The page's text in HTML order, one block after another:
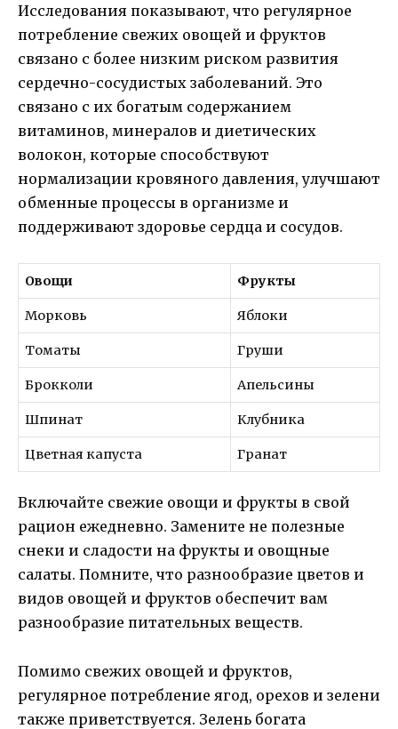
Исследования показывают, что регулярное
потребление свежих овощей и фруктов
связано с более низким риском развития
сердечно-сосудистых заболеваний. Это
связано с их богатым содержанием
витаминов, минералов и диетических
волокон, которые способствуют
нормализации кровяного давления, улучшают
обменные процессы в организме и
поддерживают здоровье сердца и сосудов.
Овощи Фрукты
Морковь Яблоки
Томаты Груши
Брокколи Апельсины
Шпинат Клубника
Цветная капуста Гранат
Включайте свежие овощи и фрукты в свой
рацион ежедневно. Замените не полезные
снеки и сладости на фрукты и овощные
салаты. Помните, что разнообразие цветов и
видов овощей и фруктов обеспечит вам
разнообразие питательных веществ.
Помимо свежих овощей и фруктов,
регулярное потребление ягод, орехов и зелени
также приветствуется. Зелень богата